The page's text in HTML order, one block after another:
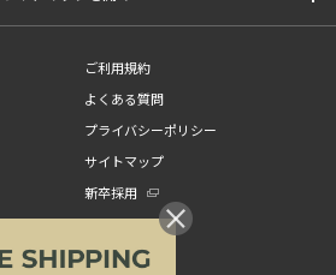
ご利用規約
よくある質問
プライバシーポリシー
サイトマップ
新卒採用